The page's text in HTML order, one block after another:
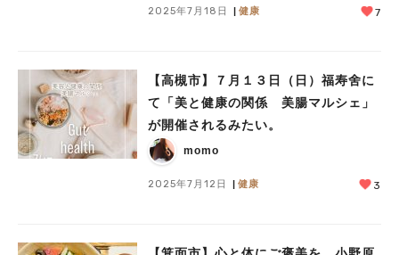
2025年7月18日 健康 7
【高槻市】７月１３日（日）福寿舍に
て「美と健康の関係 美腸マルシェ」
が開催されるみたい。
momo
2025年7月12日 健康 3